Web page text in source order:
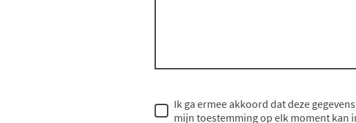
Ik ga ermee akkoord dat deze
mijn toestemming op elk moment kan